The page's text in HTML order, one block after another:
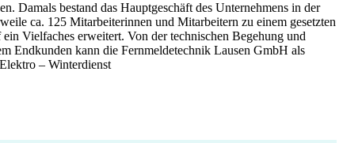
Damals bestand das Hauptgeschäft des Unternehmens in der
ca. 125 Mitarbeiterinnen und Mitarbeitern zu einem gesetzten
Vielfaches erweitert. Von der technischen Begehung und
Endkunden kann die Fernmeldetechnik Lausen GmbH als
– Winterdienst